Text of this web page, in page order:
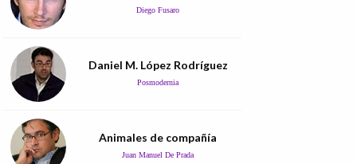
Diego Fusaro
Daniel M. López Rodríguez
Posmodernia
Animales de compañía
Juan Manuel De Prada